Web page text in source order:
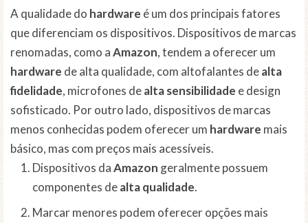
A qualidade do hardware é um dos principais fatores
que diferenciam os dispositivos. Dispositivos de marcas
renomadas, como aAmazon, tendem a oferecer um
hardware de alta qualidade, com altofalantes dealta
fidelidade, microfones dealta sensibilidade e design
sofisticado. Por outro lado, dispositivos de marcas
menos conhecidas podem oferecer um hardware mais
básico, mas com preços mais acessíveis.
Dispositivos daAmazon geralmente possuem
componentes dealta qualidade.
Marcar menores podem oferecer opções mais